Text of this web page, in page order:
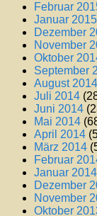
Februar
Januar 2015
Dezember
November
Oktober
September
August 2014
Juli 2014
Juni 2014
Mai 2014
April 2014
März 2014
Februar
Januar 2014
Dezember
November
Oktober